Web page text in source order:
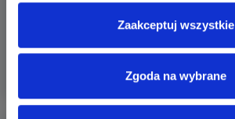
Zaakceptuj wszystkie
Zgoda na wybrane